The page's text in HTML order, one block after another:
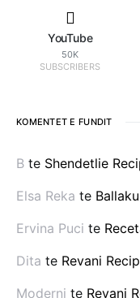
YouTube
50K
SUBSCRIBERS
KOMENTET E FUNDIT
B te Shendetlie
Elsa Reka te
Ervina Puci te
Dita te Revani
Moderni te Revani